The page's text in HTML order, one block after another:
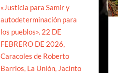
«Justicia para Samir y
autodeterminación para
los pueblos». 22 DE
FEBRERO DE 2026,
Caracoles de Roberto
Barrios, La Unión, Jacinto